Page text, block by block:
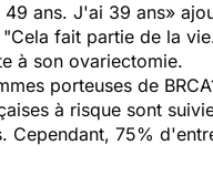
49 ans. J'ai 39 ans»
Cela fait partie de la
à son ovariectomie.
porteuses de
à risque sont
Cependant, 75%